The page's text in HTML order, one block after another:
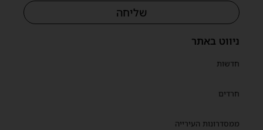
ניווט באתר
חדשות
חרדים
ממסדרונות העירייה
שליחה